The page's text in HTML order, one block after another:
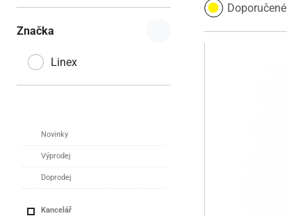
Značka
Linex
Novinky
Výprodej
Doprodej
Kancelář
Doporučené